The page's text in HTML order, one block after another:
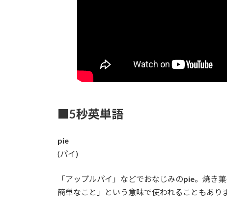
■5秒英単語
pie
(パイ)
「アップルパイ」などでおなじみのpie。焼き
簡単なこと」という意味で使われることもあり